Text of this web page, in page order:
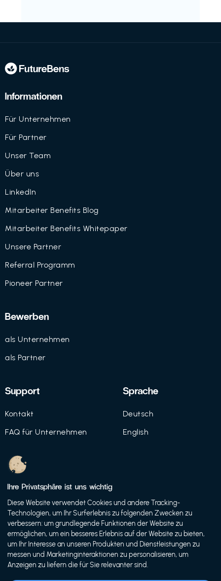
Informationen
Für Unternehmen
Für Partner
Unser Team
Über uns
LinkedIn
Mitarbeiter Benefits Blog
Mitarbeiter Benefits Whitepaper
Unsere Partner
Referral Programm
Pioneer Partner
Bewerben
als Unternehmen
als Partner
Support
Kontakt
FAQ für Unternehmen
Datenschutz
Nutzungsbedingungen
Sprache
Deutsch
English
© 2021 FutureBens GmbH
Ihre Privatsphäre ist uns wichtig
Diese Website verwendet Cookies und andere Tracking-
Technologien, um Ihr Surferlebnis zu folgenden Zwecken zu
verbessern: um grundlegende Funktionen der Website zu
ermöglichen, um ein besseres Erlebnis auf der Website zu bieten,
um Ihr Interesse an unseren Produkten und Dienstleistungen zu
messen und Marketinginteraktionen zu personalisieren, um
Anzeigen zu liefern die für Sie relevanter sind.